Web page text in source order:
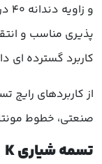
و
پذیری مناسب و
کاربرد گسترده ای
صنعتی، خطوط
تسمه شیاری K